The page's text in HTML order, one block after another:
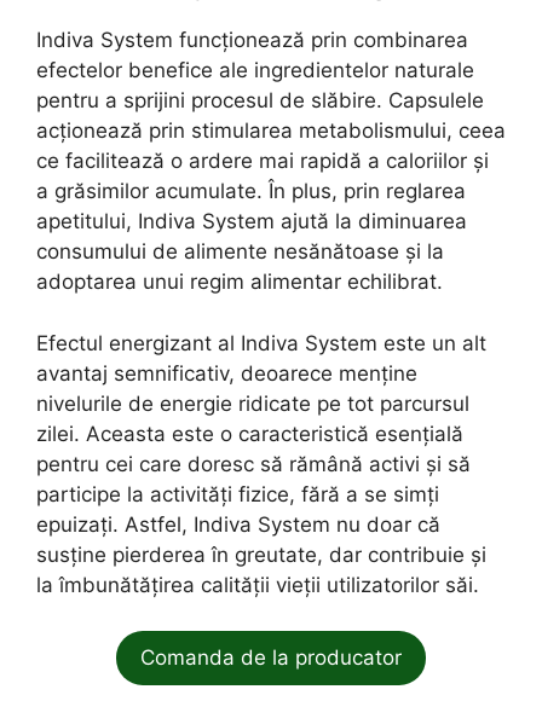
Indiva System funcționează prin combinarea
efectelor benefice ale ingredientelor naturale
pentru a sprijini procesul de slăbire. Capsulele
acționează prin stimularea metabolismului, ceea
ce facilitează o ardere mai rapidă a caloriilor și
a grăsimilor acumulate. În plus, prin reglarea
apetitului, Indiva System ajută la diminuarea
consumului de alimente nesănătoase și la
adoptarea unui regim alimentar echilibrat.
Efectul energizant al Indiva System este un alt
avantaj semnificativ, deoarece menține
nivelurile de energie ridicate pe tot parcursul
zilei. Aceasta este o caracteristică esențială
pentru cei care doresc să rămână activi și să
participe la activități fizice, fără a se simți
epuizați. Astfel, Indiva System nu doar că
susține pierderea în greutate, dar contribuie și
la îmbunătățirea calității vieții utilizatorilor săi.
Comanda de la producator